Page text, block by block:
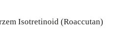
Isotretinoid (Roaccutan)